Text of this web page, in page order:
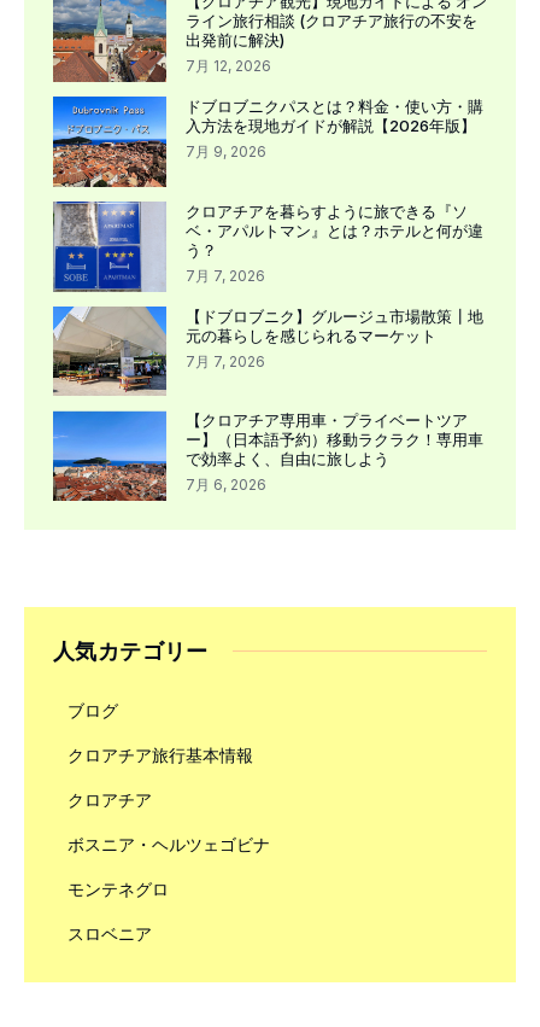
ライン旅行相談 (クロアチア旅行の不安を
出発前に解決)
7月 12, 2026
ドブロブニクパスとは？料金・使い方・購
入方法を現地ガイドが解説【2026年版】
7月 9, 2026
クロアチアを暮らすように旅できる『ソ
ベ・アパルトマン』とは？ホテルと何が違
う？
7月 7, 2026
【ドブロブニク】グルージュ市場散策┃地
元の暮らしを感じられるマーケット
7月 7, 2026
【クロアチア専用車・プライベートツア
ー】（日本語予約）移動ラクラク！専用車
で効率よく、自由に旅しよう
7月 6, 2026
人気カテゴリー
ブログ
クロアチア旅行基本情報
クロアチア
ボスニア・ヘルツェゴビナ
モンテネグロ
スロベニア